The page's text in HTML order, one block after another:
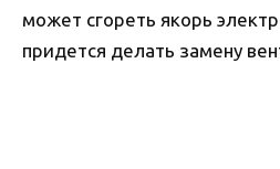
может сгореть якорь
придется делать замену